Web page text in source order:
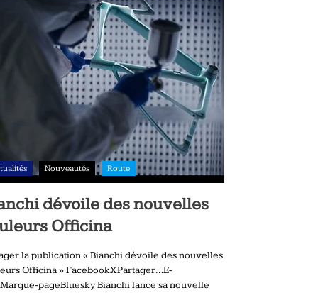
Nouveautés Route
dévoile des nouvelles
Officina
la publication « Bianchi dévoile des nouvelles
Officina » FacebookXPartager…E-
pageBluesky Bianchi lance sa nouvelle